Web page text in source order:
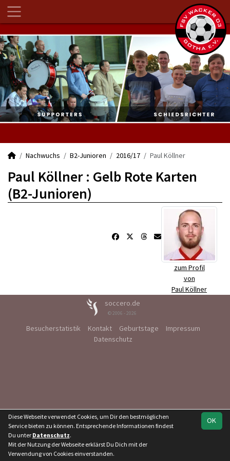
Nachwuchs B2-Junioren 2016/17 Paul Köllner
Paul Köllner : Gelb Rote Karten
(B2-Junioren)
zum Profil
von
Paul Köllner
soccero.de
© 2006 - 2026
Besucherstatistik Kontakt Geburtstage
Impressum
Datenschutz
OK
Diese Webseite verwendet Cookies, um Dir den bestmöglichen
Service bieten zu können. Entsprechende Informationen findest
Du unter Datenschutz.
Mit der Nutzung der Webseite erklärst Du Dich mit der
Verwendung von Cookies einverstanden.